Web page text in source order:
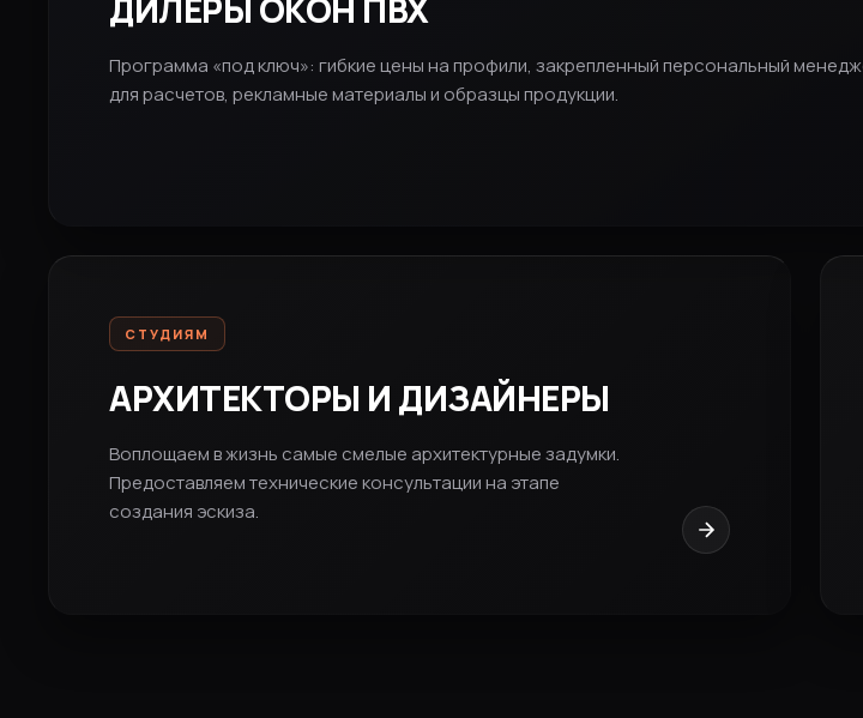
ДИЛЕРЫ ОКОН ПВХ
Программа «под ключ»: гибкие цены на профили, закрепленный персональный
для расчетов, рекламные материалы и образцы продукции.
СТУДИЯМ
АРХИТЕКТОРЫ И ДИЗАЙНЕРЫ
Воплощаем в жизнь самые смелые архитектурные задумки.
Предоставляем технические консультации на этапе
создания эскиза.